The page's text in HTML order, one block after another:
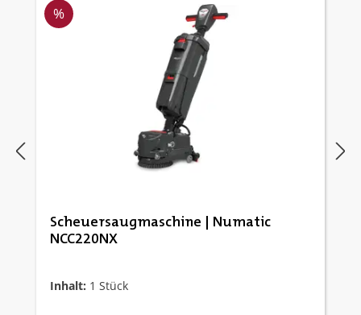
Rabatt
%
Scheuersaugmaschine | Numatic
NCC220NX
Inhalt: 1 Stück